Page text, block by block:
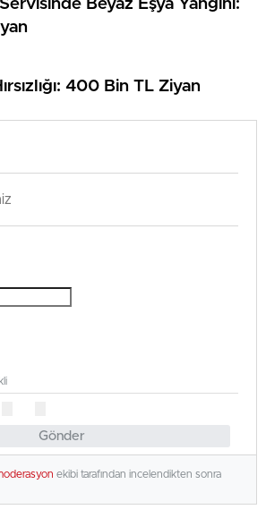
Beyaz Eşya Yangını:
400 Bin TL Ziyan
Gönder
ekibi tarafından incelendikten sonra